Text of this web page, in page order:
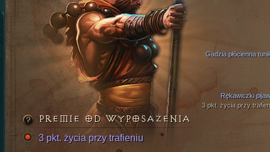
Gadzia płócienna
Rękawiczki
3 pkt. życia przy
PREMIE OD WYPOSAŻENIA
3 pkt. życia przy trafieniu